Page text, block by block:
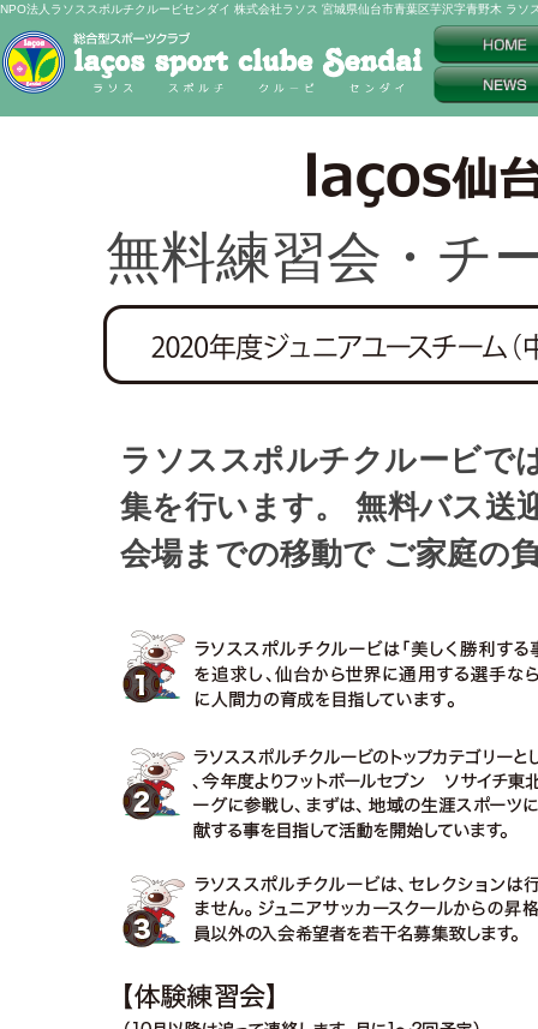
NPO法人ラソススポルチクルービセンダイ 株式会社ラソス 宮城県仙台市青葉区芋沢字青野木 ラ
無料練習会・チ
ラソススポルチクルービで
集を行います。 無料バス送
会場までの移動で ご家庭の